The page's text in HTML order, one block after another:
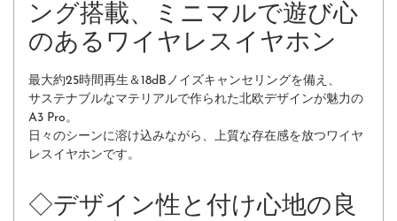
ング搭載、ミニマルで遊び心
のあるワイヤレスイヤホン
最大約25時間再生＆18dBノイズキャンセリングを備え、
サステナブルなマテリアルで作られた北欧デザインが魅力の
A3 Pro。
日々のシーンに溶け込みながら、上質な存在感を放つワイヤ
レスイヤホンです。
◇デザイン性と付け心地の良